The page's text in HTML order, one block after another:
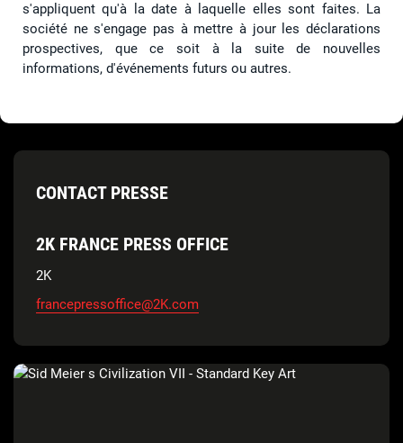
s'appliquent qu'à la date à laquelle elles sont faites. La
société ne s'engage pas à mettre à jour les déclarations
prospectives, que ce soit à la suite de nouvelles
informations, d'événements futurs ou autres.
CONTACT PRESSE
2K FRANCE PRESS OFFICE
2K
francepressoffice@2K.com